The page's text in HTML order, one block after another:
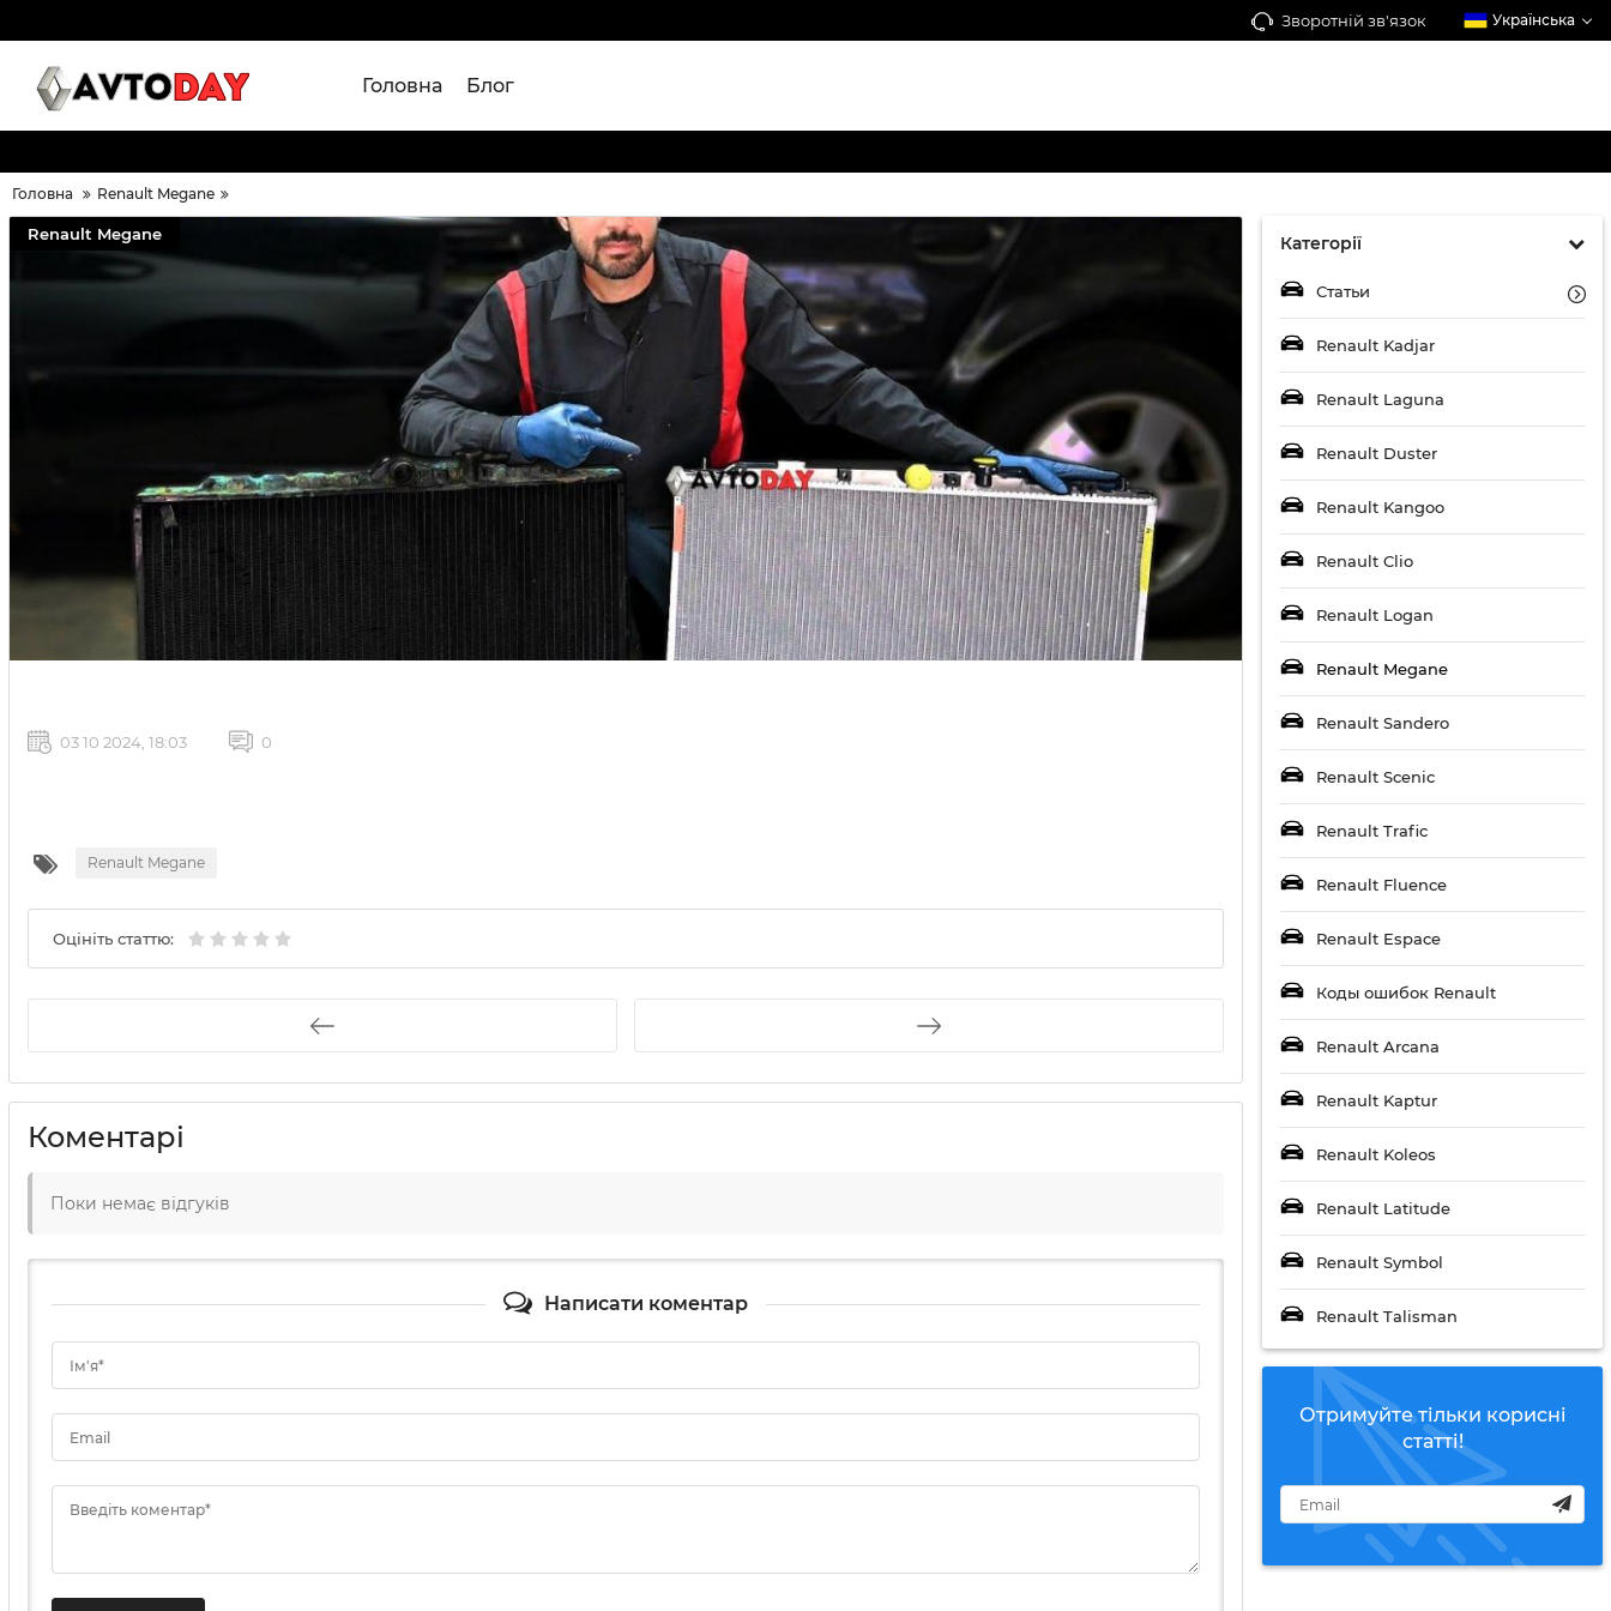
Зворотній зв'язок Українська
Головна Блог
Головна Renault Megane
Категорії
Статьи
Renault Kadjar
Renault Laguna
Renault Duster
Renault Kangoo
Renault Clio
Renault Logan
Renault Megane
Renault Sandero
Renault Scenic
Renault Trafic
Renault Fluence
Renault Espace
Коды ошибок Renault
Renault Arcana
Renault Kaptur
Renault Koleos
Renault Latitude
Renault Symbol
Renault Talisman
Отримуйте тільки корисні
статті!
Renault Megane
03 10 2024, 18:03 0
Renault Megane
Оцініть статтю:
Коментарі
Поки немає відгуків
Написати коментар
Ім'я*
Email
Введіть коментар*